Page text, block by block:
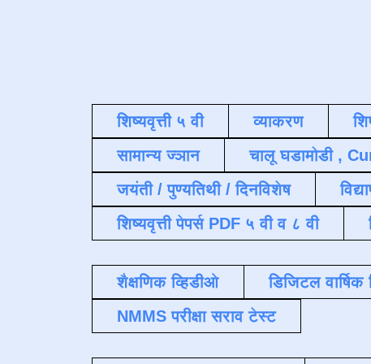
शिष्यवृत्ती ५ वी व्याकरण
सामान्य ज्ञान
चालू घडामोडी ,
जयंती / पुण्यतिथी / दिनविशेष
शिष्यवृत्ती पेपर्स PDF ५ वी व ८ वी
शैक्षणिक व्हिडीओ डिजिटल
NMMS परीक्षा सराव टेस्ट